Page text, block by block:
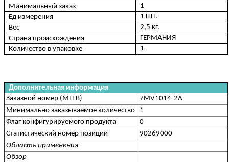
Минимальный заказ
1
Ед измерения
1 ШТ.
Вес
2,5 кг.
Страна происхождения
ГЕРМАНИЯ
Количество в упаковке
1
Дополнительная информация
Заказной номер (MLFB)
7MV1014-2A
Минимально заказываемое количество
1
Флаг конфигурируемого продукта
0
Статистический номер позиции
90269000
Область применения
Обзор